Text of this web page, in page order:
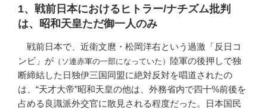
1、戦前日本におけるヒトラー/ナチズム批判
は、昭和天皇ただ御一人のみ
戦前日本で、近衛文麿・松岡洋右という過激「反日コ
ンビ」が （ソ連赤軍の一部になっていた） 陸軍の後押しで独
断締結した日独伊三国同盟に絶対反対を唱道されたの
は、“天才大帝”昭和天皇の他は、外務省内で四十%前後を
占める良識派外交官に散見される程度だった。日本国民